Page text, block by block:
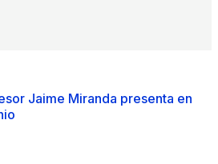
Jaime Miranda presenta en